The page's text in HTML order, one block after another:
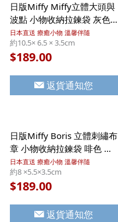
日版Miffy Miffy立體大頭與
波點 小物收納拉鍊袋 灰色
附金屬掛扣 (746)【市集世
界 - 日本市集】
日本直送 療癒小物 溫馨伴隨
約10.5× 6.5 × 3.5cm
$189.00
返貨通知您
日版Miffy Boris 立體刺繡布
章 小物收納拉鍊袋 啡色 附
金屬掛扣 (982)【市集世界 -
日本市集】
日本直送 療癒小物 溫馨伴隨
約8 ×5.5×3.5cm
$189.00
返貨通知您